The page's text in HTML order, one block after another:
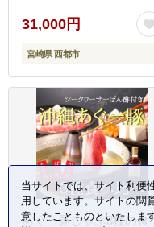
31,000円
宮崎県 西都市
あぐー豚しゃぶ3種の食
当サイトでは、サイト利便
用しています。サイトの閲
意したことものといたします